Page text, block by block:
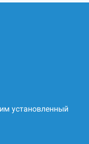
установленный